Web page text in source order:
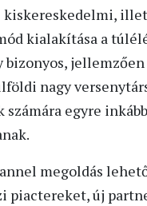
kialakítása a
bizonyos,
nagy
számára egyre
megoldás
piactereket, új